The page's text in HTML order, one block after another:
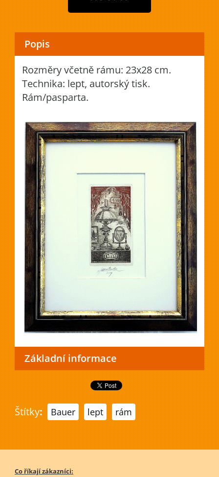
Popis
Rozměry včetně rámu: 23x28 cm.
Technika: lept, autorský tisk.
Rám/pasparta.
Základní informace
Štítky: Bauer lept rám
Co říkají zákazníci: